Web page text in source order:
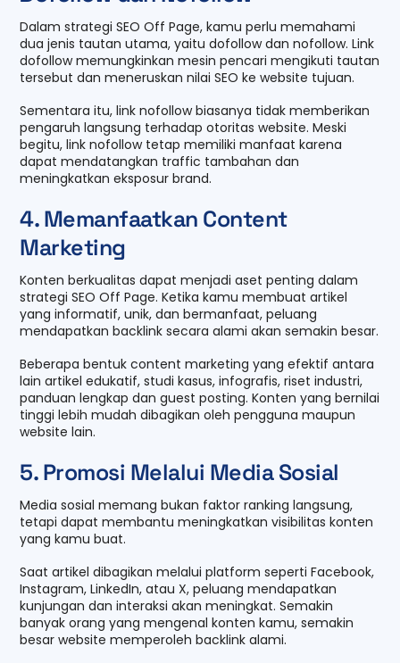
Dalam strategi SEO Off Page, kamu perlu memahami
dua jenis tautan utama, yaitu dofollow dan nofollow. Link
dofollow memungkinkan mesin pencari mengikuti tautan
tersebut dan meneruskan nilai SEO ke website tujuan.
Sementara itu, link nofollow biasanya tidak memberikan
pengaruh langsung terhadap otoritas website. Meski
begitu, link nofollow tetap memiliki manfaat karena
dapat mendatangkan traffic tambahan dan
meningkatkan eksposur brand.
4. Memanfaatkan Content
Marketing
Konten berkualitas dapat menjadi aset penting dalam
strategi SEO Off Page. Ketika kamu membuat artikel
yang informatif, unik, dan bermanfaat, peluang
mendapatkan backlink secara alami akan semakin besar.
Beberapa bentuk content marketing yang efektif antara
lain artikel edukatif, studi kasus, infografis, riset industri,
panduan lengkap dan guest posting. Konten yang bernilai
tinggi lebih mudah dibagikan oleh pengguna maupun
website lain.
5. Promosi Melalui Media Sosial
Media sosial memang bukan faktor ranking langsung,
tetapi dapat membantu meningkatkan visibilitas konten
yang kamu buat.
Saat artikel dibagikan melalui platform seperti Facebook,
Instagram, LinkedIn, atau X, peluang mendapatkan
kunjungan dan interaksi akan meningkat. Semakin
banyak orang yang mengenal konten kamu, semakin
besar website memperoleh backlink alami.